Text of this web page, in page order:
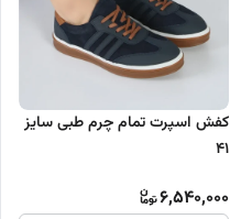
کفش اسپرت تمام چرم طبی سایز
۴۱
6,540,000